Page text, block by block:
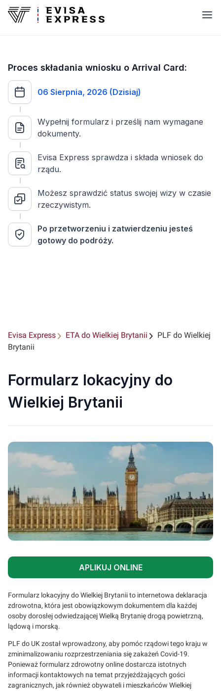
Proces składania wniosku o Arrival Card:
06 Sierpnia, 2026 (Dzisiaj)
Wypełnij formularz i prześlij nam wymagane
dokumenty.
Evisa Express sprawdza i składa wniosek do
rządu.
Możesz sprawdzić status swojej wizy w czasie
rzeczywistym.
Po przetworzeniu i zatwierdzeniu jesteś
gotowy do podróży.
Evisa Express ETA do Wielkiej Brytanii
PLF do Wielkiej
Brytanii
Formularz lokacyjny do
Wielkiej Brytanii
APLIKUJ ONLINE
Formularz lokacyjny do Wielkiej Brytanii to internetowa deklaracja
zdrowotna, która jest obowiązkowym dokumentem dla każdej
osoby dorosłej odwiedzającej Wielką Brytanię drogą powietrzną,
lądową i morską.
PLF do UK został wprowadzony, aby pomóc rządowi tego kraju w
zminimalizowaniu rozprzestrzeniania się zakażeń Covid-19.
Ponieważ formularz zdrowotny online dostarcza istotnych
informacji kontaktowych na temat przyjeżdżających gości
zagranicznych, jak również obywateli i mieszkańców Wielkiej